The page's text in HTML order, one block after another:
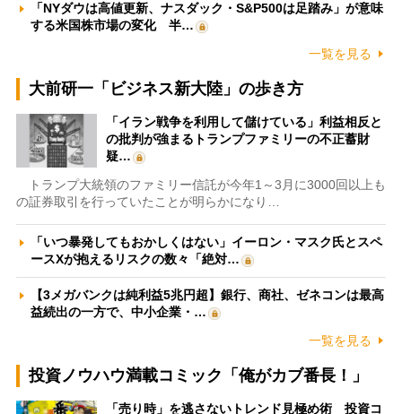
「NYダウは高値更新、ナスダック・S&P500は足踏み」が意味
する米国株市場の変化 半…
一覧を見る
大前研一「ビジネス新大陸」の歩き方
「イラン戦争を利用して儲けている」利益相反と
の批判が強まるトランプファミリーの不正蓄財
疑…
トランプ大統領のファミリー信託が今年1～3月に3000回以上も
の証券取引を行っていたことが明らかになり…
「いつ暴発してもおかしくはない」イーロン・マスク氏とスペ
ースXが抱えるリスクの数々「絶対…
【3メガバンクは純利益5兆円超】銀行、商社、ゼネコンは最高
益続出の一方で、中小企業・…
一覧を見る
投資ノウハウ満載コミック「俺がカブ番長！」
「売り時」を逃さないトレンド見極め術 投資コ